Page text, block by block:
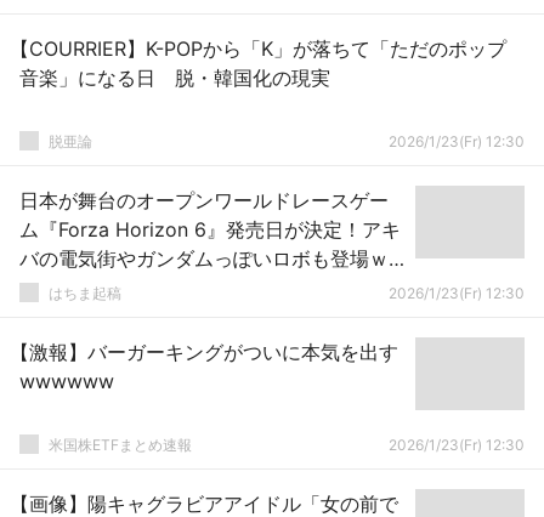
【COURRIER】K-POPから「K」が落ちて「ただのポップ
音楽」になる日 脱・韓国化の現実
脱亜論 2026/1/23(Fr) 12:30
日本が舞台のオープンワールドレースゲー
ム『Forza Horizon 6』発売日が決定！アキ
バの電気街やガンダムっぽいロボも登場ｗ
ｗｗｗはちま起稿 2026/1/23(Fr) 12:30
【激報】バーガーキングがついに本気を出す
wwwwww
米国株ETFまとめ速報 2026/1/23(Fr) 12:30
【画像】陽キャグラビアアイドル「女の前で